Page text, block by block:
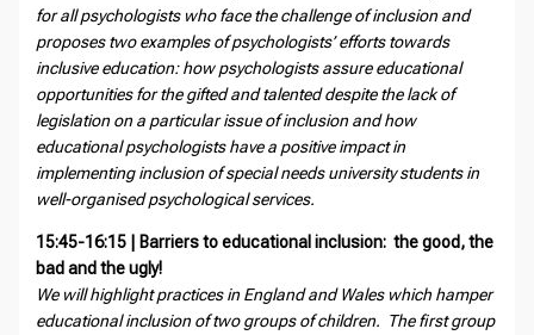
for all psychologists who face the challenge of inclusion and
proposes two examples of psychologists’ efforts towards
inclusive education: how psychologists assure educational
opportunities for the gifted and talented despite the lack of
legislation on a particular issue of inclusion and how
educational psychologists have a positive impact in
implementing inclusion of special needs university students in
well-organised psychological services.
15:45-16:15 |
Barriers to educational inclusion: the good, the
bad and the ugly!
We will highlight practices in England and Wales which hamper
educational inclusion of two groups of children. The first group